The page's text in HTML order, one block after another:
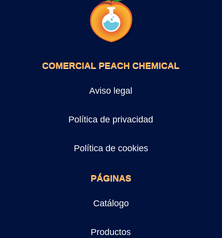
COMERCIAL PEACH CHEMICAL
Aviso legal
Política de privacidad
Política de cookies
PÁGINAS
Catálogo
Productos